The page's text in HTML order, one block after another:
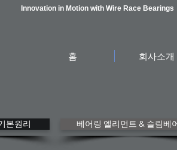
Innovation in Motion with Wire Race Bearings
홈 회사소개
본원리 베어링 엘리먼트 & 슬림베